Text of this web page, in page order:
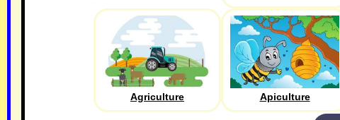
Agriculture Apiculture